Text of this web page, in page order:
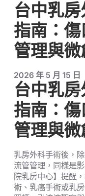
台中乳
指南：
管理與
2026 年 5 月 15 日
台中乳
指南：
管理與
乳房外科手術後，
流管管理，同樣是
院乳房中心】提醒
術、乳癌手術或乳